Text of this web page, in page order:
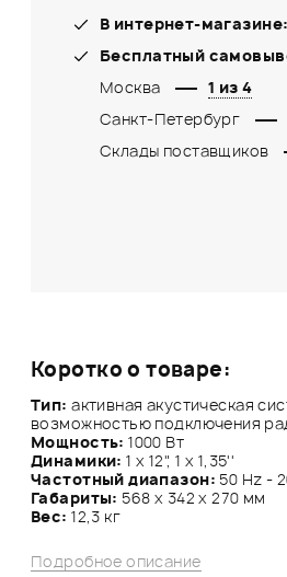
Коротко о товаре:
Тип:активная акустическая
возможностью подключения
Мощность:1000 Вт
Динамики: 1 х 12", 1 х 1,35''
Частотный диапазон: 50 Hz -
Габариты: 568 х 342 х 270 мм
Вес: 12,3 кг
Подробное описание
В интернет-магазине:
Бесплатный
Москва
1 из 4
Санкт-Петербург
Склады поставщиков